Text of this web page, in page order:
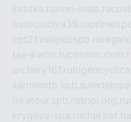
kvotka.ru iron-snab.ru
associaciya39.ru
cpt21.ru ispecspb.ru
tae-kwon.ru
archery161.ru
sarmiento.spb.su
iskatour.spb.rusnpi.org.ru
krygeva-spa.ruchel.net.ru